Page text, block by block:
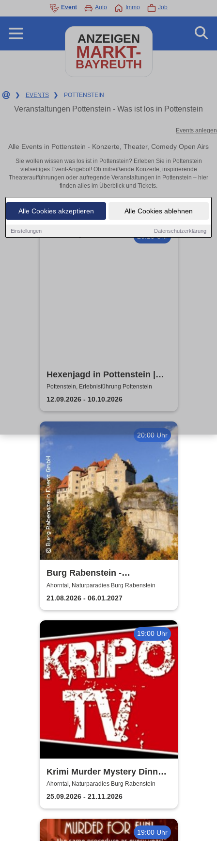
Alle Cookies akzeptieren Alle Cookies ablehnen
Einstellungen Datenschutzerklärung
Event Auto Immo Job
ANZEIGEN
MARKT-
BAYREUTH
❯ EVENTS ❯ POTTENSTEIN
Veranstaltungen Pottenstein - Was ist los in Pottenstein
Events anlegen
Alle Events in Pottenstein - Konzerte, Theater, Comedy Open Airs
Sie wollen wissen was los ist in Pottenstein? Erleben Sie in Pottenstein
vielseitiges Event-Angebot! Ob mitreißende Konzerte, inspirierende
Theateraufführungen oder aufregende Veranstaltungen in Pottenstein – hier
finden alles im Überblick und Tickets.
20:15 Uhr
Hexenjagd in Pottenstein |
Die Inszenierung gegen
Verleumdung & Ausgrenzung
Pottenstein, Erlebnisführung Pottenstein
12.09.2026 - 10.10.2026
20:00 Uhr
Burg Rabenstein -
Burgkonzerte
Ahorntal, Naturparadies Burg Rabenstein
21.08.2026 - 06.01.2027
19:00 Uhr
Krimi Murder Mystery Dinner
- Kripo TV
Ahorntal, Naturparadies Burg Rabenstein
25.09.2026 - 21.11.2026
19:00 Uhr